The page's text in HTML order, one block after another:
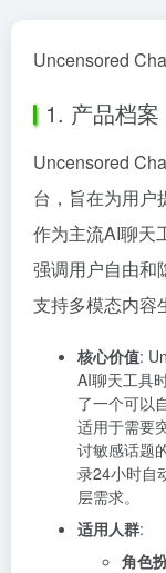
Uncensored
1. 产品档
Uncensored
台，旨在为用户
作为主流AI聊天
强调用户自由和
支持多模态内容
核心价值:
AI聊天工具
了一个可以
适用于需要
讨敏感话题
录24小时自
层需求。
适用人群:
角色